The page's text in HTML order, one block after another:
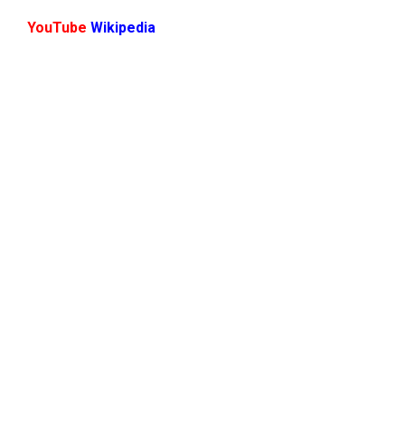
YouTube Wikipedia